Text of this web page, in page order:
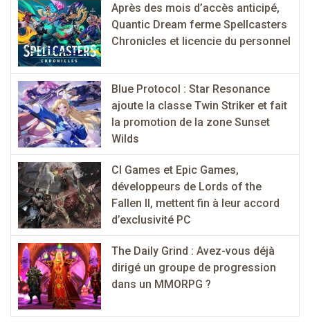
Après des mois d’accès anticipé,
Quantic Dream ferme Spellcasters
Chronicles et licencie du personnel
Blue Protocol : Star Resonance
ajoute la classe Twin Striker et fait
la promotion de la zone Sunset
Wilds
CI Games et Epic Games,
développeurs de Lords of the
Fallen II, mettent fin à leur accord
d’exclusivité PC
The Daily Grind : Avez-vous déjà
dirigé un groupe de progression
dans un MMORPG ?